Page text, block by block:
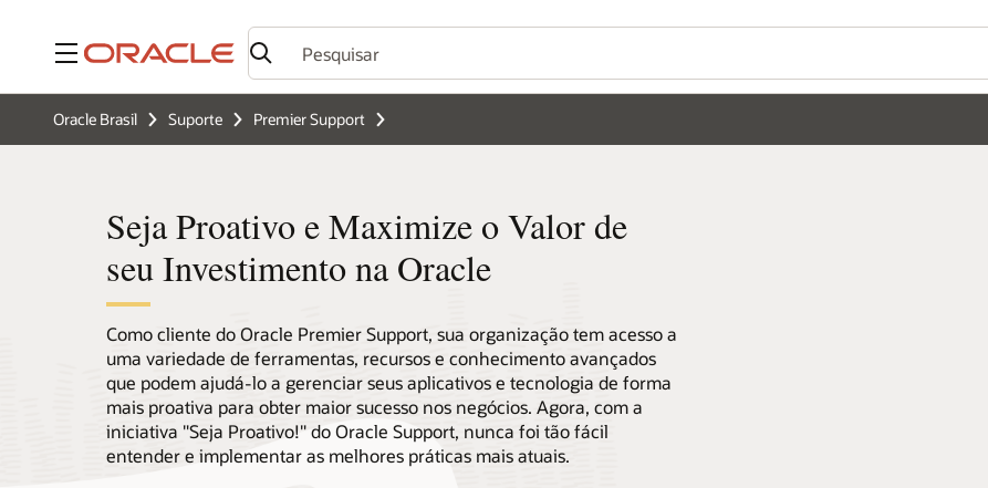
Menu
Oracle Brasil Suporte Premier Support
Seja Proativo e Maximize o Valor de
seu Investimento na Oracle
Como cliente do Oracle Premier Support, sua organização tem acesso a
uma variedade de ferramentas, recursos e conhecimento avançados
que podem ajudá-lo a gerenciar seus aplicativos e tecnologia de forma
mais proativa para obter maior sucesso nos negócios. Agora, com a
iniciativa "Seja Proativo!" do Oracle Support, nunca foi tão fácil
entender e implementar as melhores práticas mais atuais.